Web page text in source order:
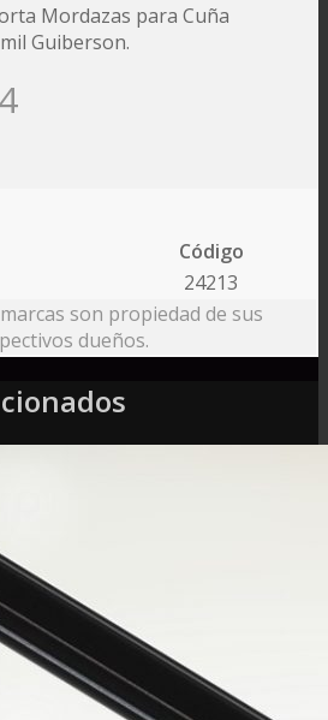
Mordazas para Cuña
Guiberson.
Código
24213
son propiedad de sus
dueños.